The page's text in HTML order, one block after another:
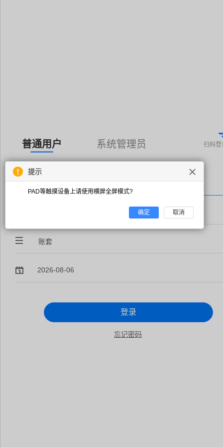
普通用户 系统管理员 扫码登
登录
忘记密码
提示
PAD等触摸设备上请使用横屏全屏模式?
确定 取消